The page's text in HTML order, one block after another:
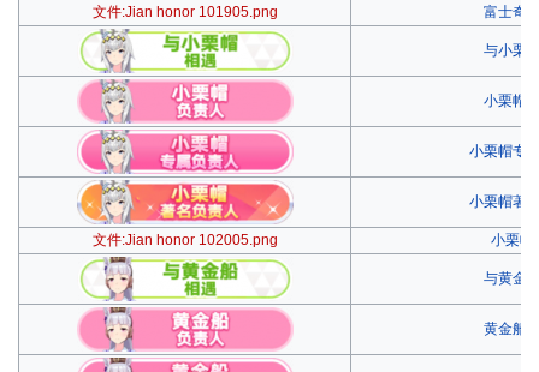
文件:Jian honor 101905.png 富士奇
与小栗
小栗帽
小栗帽专
小栗帽著
文件:Jian honor 102005.png 小栗帽
与黄金
黄金船